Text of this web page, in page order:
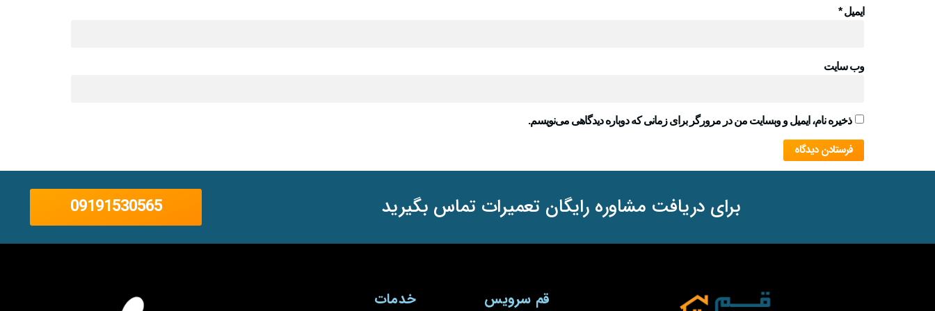
ایمیل*
وب‌ سایت
ذخیره نام، ایمیل و وبسایت من در مرورگر برای زمانی که دوباره دیدگاهی می‌نویسم.
برای دریافت مشاوره رایگان تعمیرات تماس بگیرید 09191530565
قم سرویس خدمات